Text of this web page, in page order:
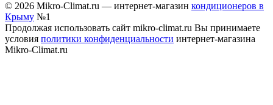
© 2026 Mikro-Climat.ru — интернет-магазин кондиционеров в
Крыму №1
Продолжая использовать сайт mikro-climat.ru Вы принимаете
условия политики конфиденциальности интернет-магазина
Mikro-Climat.ru